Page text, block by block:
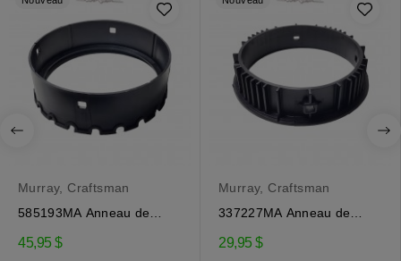
Murray, Craftsman
585193MA Anneau de
45,95 $
Murray, Craftsman
337227MA Anneau de
29,95 $